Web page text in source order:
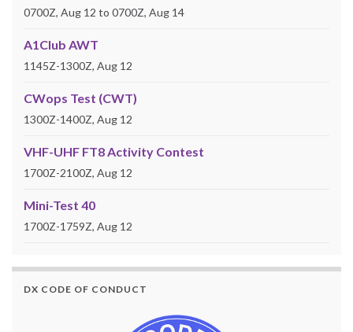
0700Z, Aug 12 to 0700Z, Aug 14
A1Club AWT
1145Z-1300Z, Aug 12
CWops Test (CWT)
1300Z-1400Z, Aug 12
VHF-UHF FT8 Activity Contest
1700Z-2100Z, Aug 12
Mini-Test 40
1700Z-1759Z, Aug 12
DX CODE OF CONDUCT